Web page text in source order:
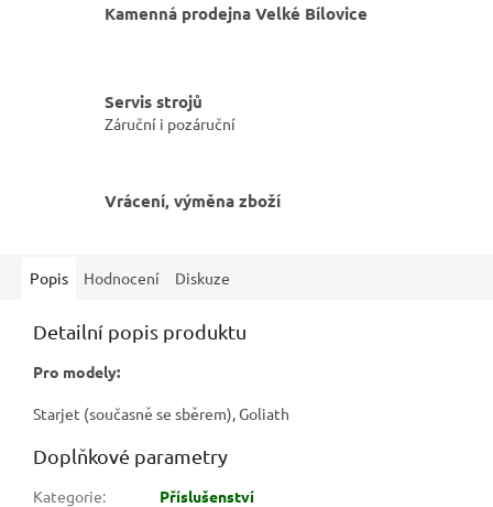
Kamenná prodejna Velké Bílovice
Servis strojů
Záruční i pozáruční
Vrácení, výměna zboží
Popis Hodnocení Diskuze
Detailní popis produktu
Pro modely:
Starjet (současně se sběrem), Goliath
Doplňkové parametry
Kategorie:
Příslušenství